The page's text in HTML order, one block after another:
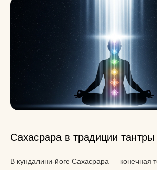
Сахасрара в традиции тантры
В кундалини-йоге Сахасрара — конечная